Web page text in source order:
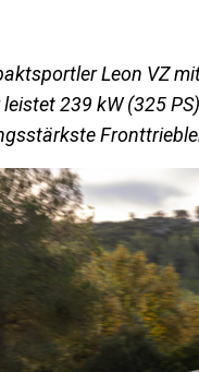
Leon VZ
239 kW (325